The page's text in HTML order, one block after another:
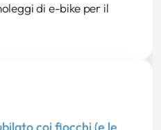
di e-bike per il